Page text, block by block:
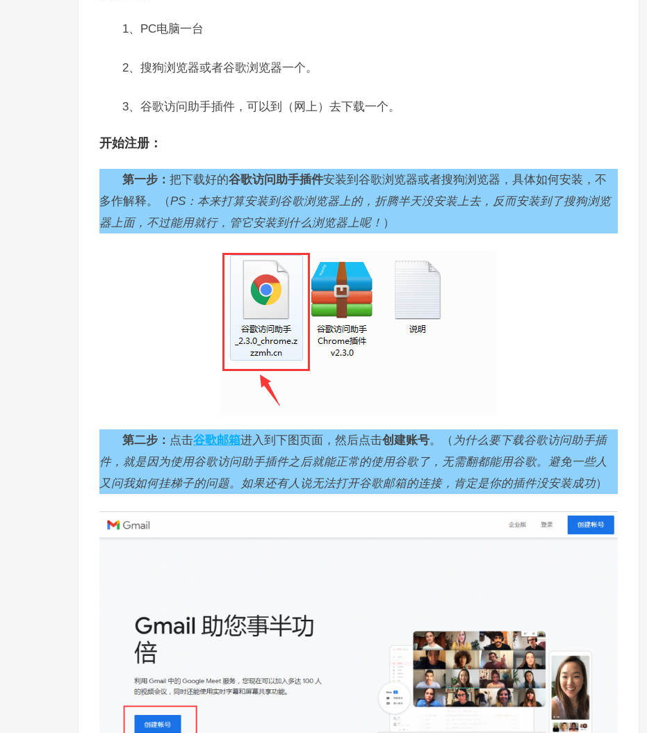
1、PC电脑一台
2、搜狗浏览器或者谷歌浏览器一个。
3、谷歌访问助手插件，可以到（网上）去下载一个。
开始注册：
第一步： 把下载好的谷歌访问助手插件安装到谷歌浏览器或者搜狗浏览器，具体如何安装，不
多作解释。（PS：本来打算安装到谷歌浏览器上的，折腾半天没安装上去，反而安装到了搜狗浏览
器上面，不过能用就行，管它安装到什么浏览器上呢！ ）
第二步： 点击谷歌邮箱进入到下图页面，然后点击创建账号。（ 为什么要下载谷歌访问助手插
件，就是因为使用谷歌访问助手插件之后就能正常的使用谷歌了，无需翻都能用谷歌。避免一些人
又问我如何挂梯子的问题。如果还有人说无法打开谷歌邮箱的连接，肯定是你的插件没安装成功）